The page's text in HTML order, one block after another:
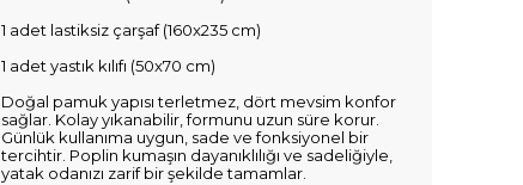
1 adet lastiksiz çarşaf (160x235 cm)
1 adet yastık kılıfı (50x70 cm)
Doğal pamuk yapısı terletmez, dört mevsim konfor
sağlar. Kolay yıkanabilir, formunu uzun süre korur.
Günlük kullanıma uygun, sade ve fonksiyonel bir
tercihtir. Poplin kumaşın dayanıklılığı ve sadeliğiyle,
yatak odanızı zarif bir şekilde tamamlar.